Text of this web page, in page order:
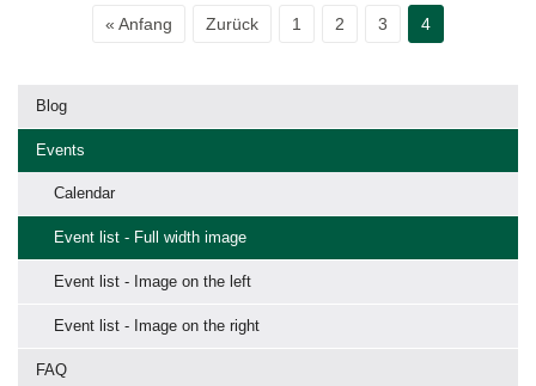
« Anfang Zurück 1 2 3 4
Blog
Events
Calendar
Event list - Full width image
Event list - Image on the left
Event list - Image on the right
FAQ